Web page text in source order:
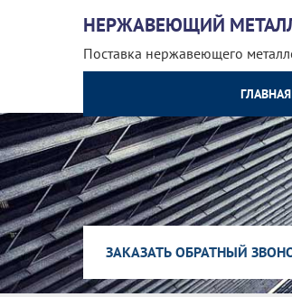
НЕРЖАВЕЮЩИЙ
Поставка нержавеющего
ГЛАВНАЯ
ЗАКАЗАТЬ ОБРАТНЫЙ